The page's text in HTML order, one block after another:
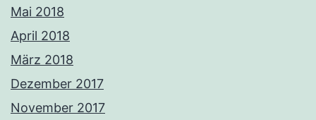
Mai 2018
April 2018
März 2018
Dezember 2017
November 2017